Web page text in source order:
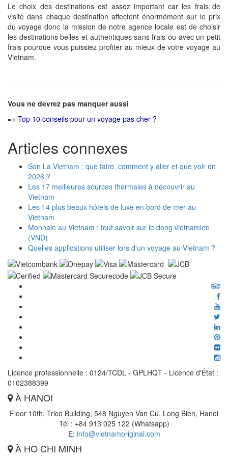
Le choix des destinations est assez important car les frais de
visite dans chaque destination affectent énormément sur le prix
du voyage donc la mission de notre agence locale est de choisir
les destinations belles et authentiques sans frais ou avec un petit
frais pourque vous puissiez profiter au mieux de votre voyage au
Vietnam.
Vous ne devrez pas manquer aussi
=> Top 10 conseils pour un voyage pas cher ?
Articles connexes
Son La Vietnam : que faire, comment y aller et que voir en
2026 ?
Les 17 meilleures sources thermales à découvrir au
Vietnam
Les 14 plus beaux hôtels de luxe en bord de mer au
Vietnam
Monnaie au Vietnam : tout savoir sur le dong vietnamien
(VND)
Quelles applications utiliser lors d'un voyage au Vietnam ?
Licence professionnelle : 0124/TCDL - GPLHQT - Licence d'État :
0102388399
À HANOI
Floor 10th, Trico Building, 548 Nguyen Van Cu, Long Bien, Hanoi
Tél : +84 913 025 122 (Whatsapp)
E: info@vietnamoriginal.com
À HO CHI MINH